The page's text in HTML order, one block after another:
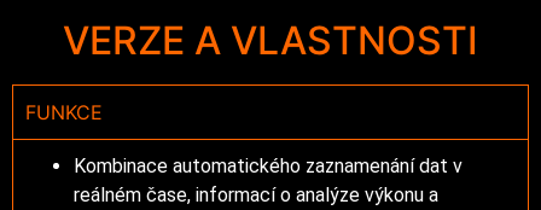
VERZE A VLASTNOSTI
FUNKCE
Kombinace automatického zaznamenání dat v
reálném čase, informací o analýze výkonu a